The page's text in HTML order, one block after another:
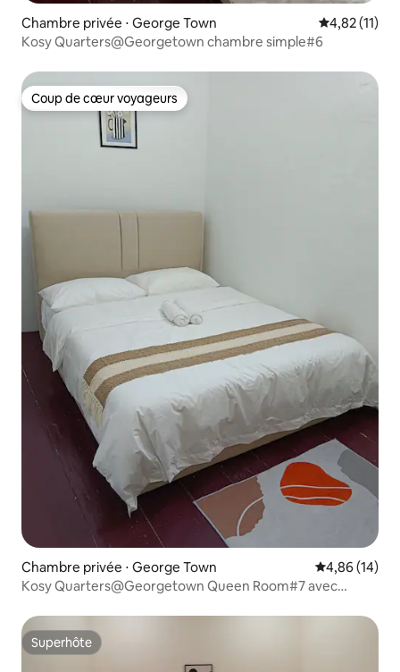
Chambre privée ⋅ George Town Évaluation
4,82 (11)
Kosy Quarters@Georgetown chambre simple#6
Coup de cœur voyageurs
Coup de cœur voyageurs
Chambre privée ⋅ George Town Évaluation
4,86 (14)
Kosy Quarters@Georgetown Queen Room#7 avec
Superhôte
Superhôte